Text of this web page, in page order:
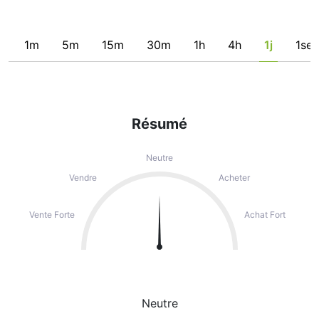
1m 5m 15m 30m 1h 4h 1j
Résumé
Neutre
Vendre
Acheter
Vente Forte Achat Fort
Neutre